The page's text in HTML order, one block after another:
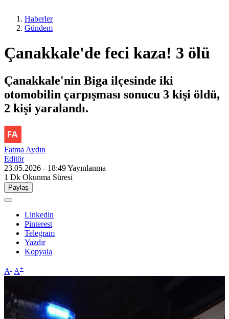
Haberler
Gündem
Çanakkale'de feci kaza! 3 ölü
Çanakkale'nin Biga ilçesinde iki
otomobilin çarpışması sonucu 3 kişi öldü,
2 kişi yaralandı.
Fatma Aydın
Editör
23.05.2026 - 18:49Yayınlanma
1 Dk Okunma Süresi
Paylaş
Linkedin
Pinterest
Telegram
Yazdır
Kopyala
A- A+